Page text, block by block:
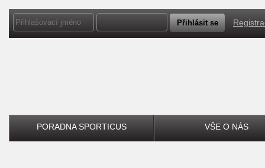
PORADNA SPORTICUS VŠE O NÁS